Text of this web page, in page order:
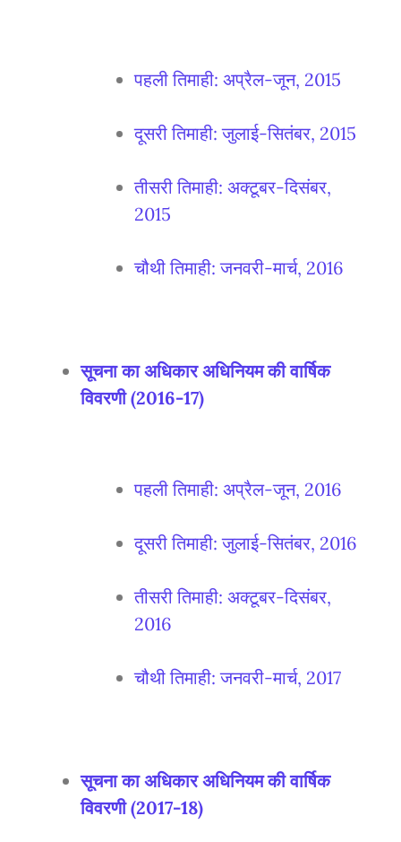
पहली तिमाही: अप्रैल-जून, 2015
दूसरी तिमाही: जुलाई-सितंबर, 2015
तीसरी तिमाही: अक्टूबर-दिसंबर,
2015
चौथी तिमाही: जनवरी-मार्च, 2016
सूचना का अधिकार अधिनियम की वार्षिक
विवरणी (2016-17)
पहली तिमाही: अप्रैल-जून, 2016
दूसरी तिमाही: जुलाई-सितंबर, 2016
तीसरी तिमाही: अक्टूबर-दिसंबर,
2016
चौथी तिमाही: जनवरी-मार्च, 2017
सूचना का अधिकार अधिनियम की वार्षिक
विवरणी (2017-18)